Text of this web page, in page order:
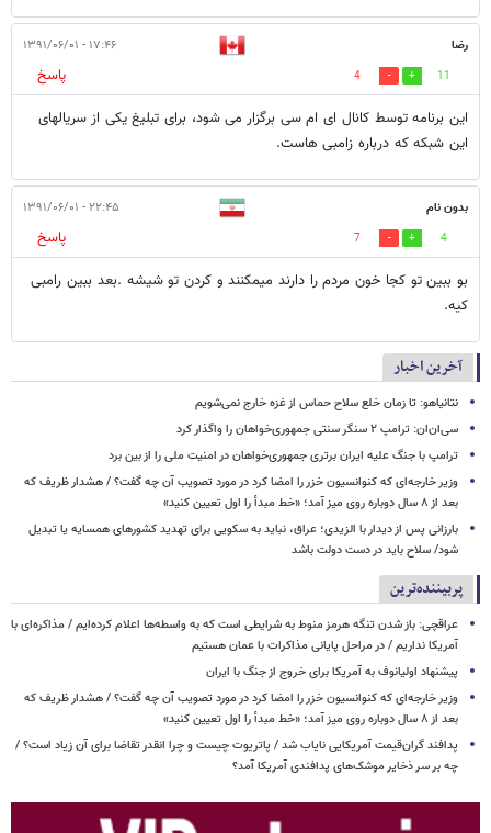
رضا ۱۷:۴۶ - ۱۳۹۱/۰۶/۰۱
11
4
پاسخ
این برنامه توسط کانال ای ام سی برگزار می شود، برای تبلیغ یکی از سریالهای
این شبکه که درباره زامبی هاست.
بدون نام ۲۲:۴۵ - ۱۳۹۱/۰۶/۰۱
4
7
پاسخ
بو ببین تو کجا خون مردم را دارند میمکنند و کردن تو شیشه .بعد ببین رامبی
کیه.
آخرین اخبار
نتانیاهو: تا زمان خلع سلاح حماس از غزه خارج نمی‌شویم
سی‌ان‌ان: ترامپ ۲ سنگر سنتی جمهوری‌خواهان را واگذار کرد
ترامپ با جنگ علیه ایران برتری جمهوری‌خواهان در امنیت ملی را از بین برد
وزیر خارجه‌ای که کنوانسیون خزر را امضا کرد در مورد تصویب آن چه گفت؟ / هشدار ظریف که
بعد از ۸ سال دوباره روی میز آمد؛ «خط مبدأ را اول تعیین کنید»
بارزانی پس از دیدار با الزیدی؛ عراق، نباید به سکویی برای تهدید کشورهای همسایه یا تبدیل
شود/ سلاح باید در دست دولت باشد
پربیننده‌ترین
عراقچی: باز شدن تنگه هرمز منوط به شرایطی است که به واسطه‌ها اعلام کرده‌ایم / مذاکره‌ای با
آمریکا نداریم / در مراحل پایانی مذاکرات با عمان هستیم
پیشنهاد اولیانوف به آمریکا برای خروج از جنگ با ایران
وزیر خارجه‌ای که کنوانسیون خزر را امضا کرد در مورد تصویب آن چه گفت؟ / هشدار ظریف که
بعد از ۸ سال دوباره روی میز آمد؛ «خط مبدأ را اول تعیین کنید»
پدافند گران‌قیمت آمریکایی نایاب شد / پاتریوت چیست و چرا انقدر تقاضا برای آن زیاد است؟ /
چه بر سر ذخایر موشک‌های پدافندی آمریکا آمد؟